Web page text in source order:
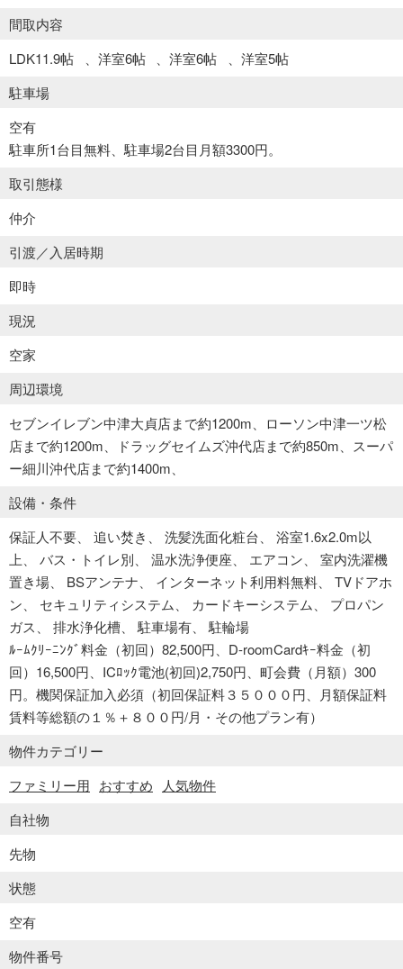
間取内容
LDK11.9帖
洋室6帖 洋室6帖
洋室5帖
駐車場
空有
駐車所1台目無料、駐車場2台目月額3300円。
取引態様
仲介
引渡／入居時期
即時
現況
空家
周辺環境
セブンイレブン中津大貞店まで約1200m、ローソン中津一ツ松
店まで約1200m、ドラッグセイムズ沖代店まで約850m、スーパ
ー細川沖代店まで約1400m、
設備・条件
保証人不要
追い焚き 洗髪洗面化粧台
浴室1.6x2.0m以
上
バス・トイレ別 温水洗浄便座 エアコン
室内洗濯機
置き場
BSアンテナ インターネット利用料無料
TVドアホ
ン
セキュリティシステム カードキーシステム
プロパン
ガス
排水浄化槽 駐車場有
駐輪場
ﾙｰﾑｸﾘｰﾆﾝｸﾞ料金（初回）82,500円、D-roomCardｷｰ料金（初
回）16,500円、ICﾛｯｸ電池(初回)2,750円、町会費（月額）300
円。機関保証加入必須（初回保証料３５０００円、月額保証料
賃料等総額の１％＋８００円/月・その他プラン有）
物件カテゴリー
ファミリー用 おすすめ
人気物件
自社物
先物
状態
空有
物件番号